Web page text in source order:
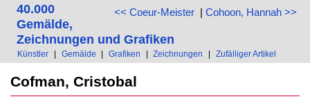
<< Coeur-Meister| Cohoon, Hannah >>
40.000
Gemälde,
Zeichnungen und Grafiken
Künstler Gemälde Grafiken Zeichnungen Zufälliger Artikel
Cofman, Cristobal